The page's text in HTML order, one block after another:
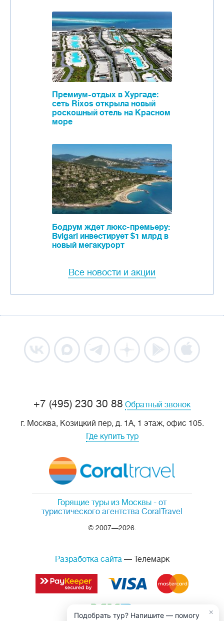
Премиум-отдых в Хургаде:
сеть Rixos открыла новый
роскошный отель на Красном
море
Бодрум ждет люкс-премьеру:
Bvlgari инвестирует $1 млрд в
новый мегакурорт
Все новости и акции
Горящие туры из Москвы - от
туристического агентства CoralTravel
© 2007—2026.
+7 (495) 230 30 88 Обратный звонок
г. Москва, Козицкий пер, д. 1А, 1 этаж, офис 105.
Где купить тур
Разработка сайта— Телемарк
Подобрать тур? Напишите — помогу
×